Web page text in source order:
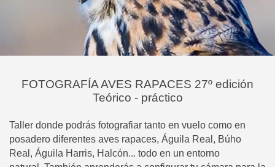
FOTOGRAFÍA AVES RAPACES 27º edición
Teórico - práctico
Taller donde podrás fotografiar tanto en vuelo como en
posadero diferentes aves rapaces, Águila Real, Búho
Real, Águila Harris, Halcón... todo en un entorno